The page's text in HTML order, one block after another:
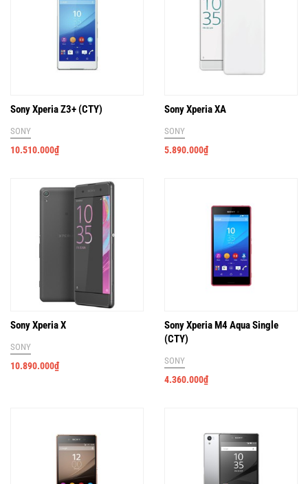
Sony Xperia Z3+ (CTY)
SONY
10.510.000₫
Sony Xperia XA
SONY
5.890.000₫
Sony Xperia X
SONY
10.890.000₫
Sony Xperia M4 Aqua Single
(CTY)
SONY
4.360.000₫